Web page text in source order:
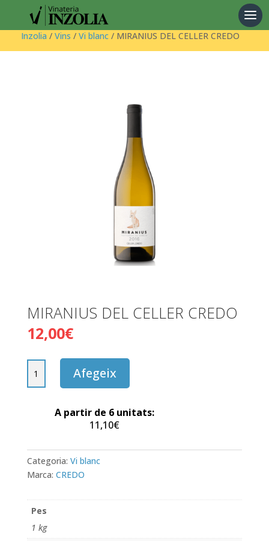
Products
search
Inzolia / Vins / Vi blanc / MIRANIUS DEL CELLER CREDO
MIRANIUS DEL CELLER CREDO
12,00€
de
Afegeix
A partir de 6 unitats:
11,10€
Categoria: Vi blanc
Marca: CREDO
Pes
1 kg